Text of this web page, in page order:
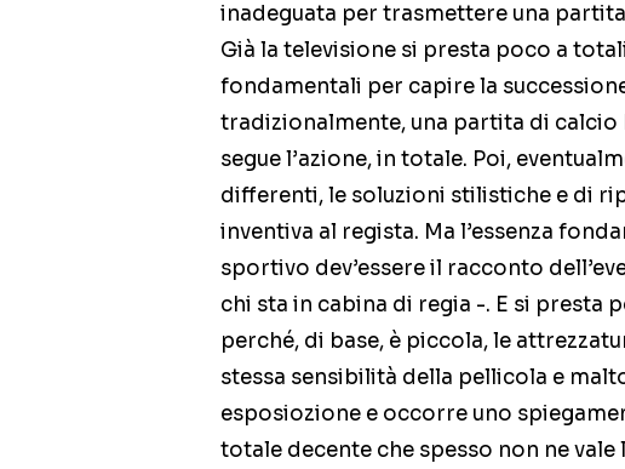
inadeguata per trasmettere una
Già la televisione si presta poco a
fondamentali per capire la
tradizionalmente, una partita di calcio
segue l’azione, in totale. Poi,
differenti, le soluzioni stilistiche e di
inventiva al regista. Ma l’essenza
sportivo dev’essere il racconto
chi sta in cabina di regia -. E si presta
perché, di base, è piccola, le
stessa sensibilità della pellicola e
esposiozione e occorre uno
totale decente che spesso non ne vale